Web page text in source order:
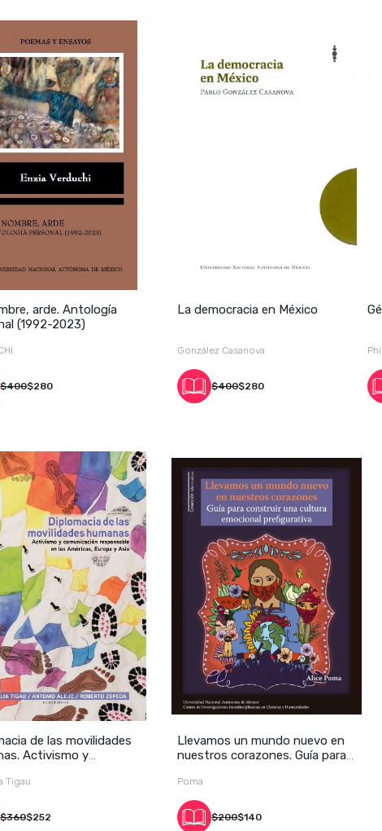
arde. Antología
(1992-2023)
$400$280
La democracia en México
González Casanova
$400$280
de las movilidades
Activismo y
Tigau
$360$252
Llevamos un mundo nuevo en
nuestros corazones. Guía para
Poma
$200$140